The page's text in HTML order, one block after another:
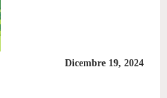
Dicembre 19, 2024